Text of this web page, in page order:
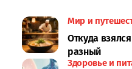
Мир и
Откуда
разный
Здоровье и